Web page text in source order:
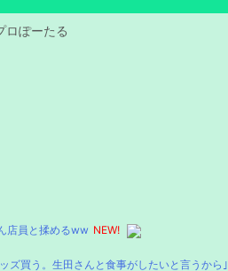
ロぽーたる
店員と揉めるww NEW!
ズ買う。生田さんと食事がしたいと言うから｣